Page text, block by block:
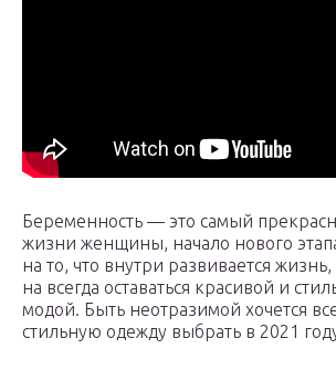
Бере­мен­ность — это самый
жиз­ни жен­щи­ны, нача­ло ново­го
на то, что внут­ри раз­ви­ва­ет­ся
на все­гда оста­вать­ся кра­си­вой и
модой. Быть неот­ра­зи­мой хочет­ся
стиль­ную одеж­ду выбрать в 2021